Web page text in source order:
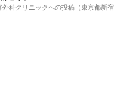
外科クリニックへの投稿（東京都新宿